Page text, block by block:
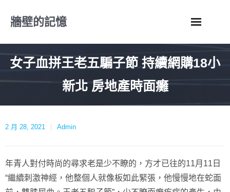
牆壁的記憶
女子血拼王老五騙子節 持續網購18小
新北 房地產時面癱
2 月 28, 2021 Admin
年青人對付時尚的尋求老是少不瞭的，方才已往的11月11日
“繼續刺激神經，他整個人就像板如此緊張，他慢慢地在蛇面